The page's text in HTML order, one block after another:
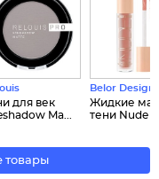
для век
Ma...
Belor Design
Жидкие
тени Nude ...
товары